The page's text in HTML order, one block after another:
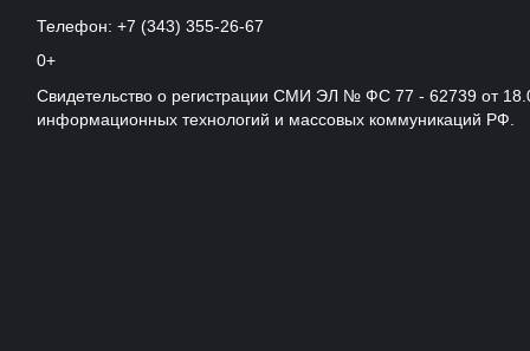
Телефон: +7 (343) 355-26-67
0+
Свидетельство о регистрации СМИ ЭЛ № ФС 77 - 62739 от
информационных технологий и массовых коммуникаций РФ.